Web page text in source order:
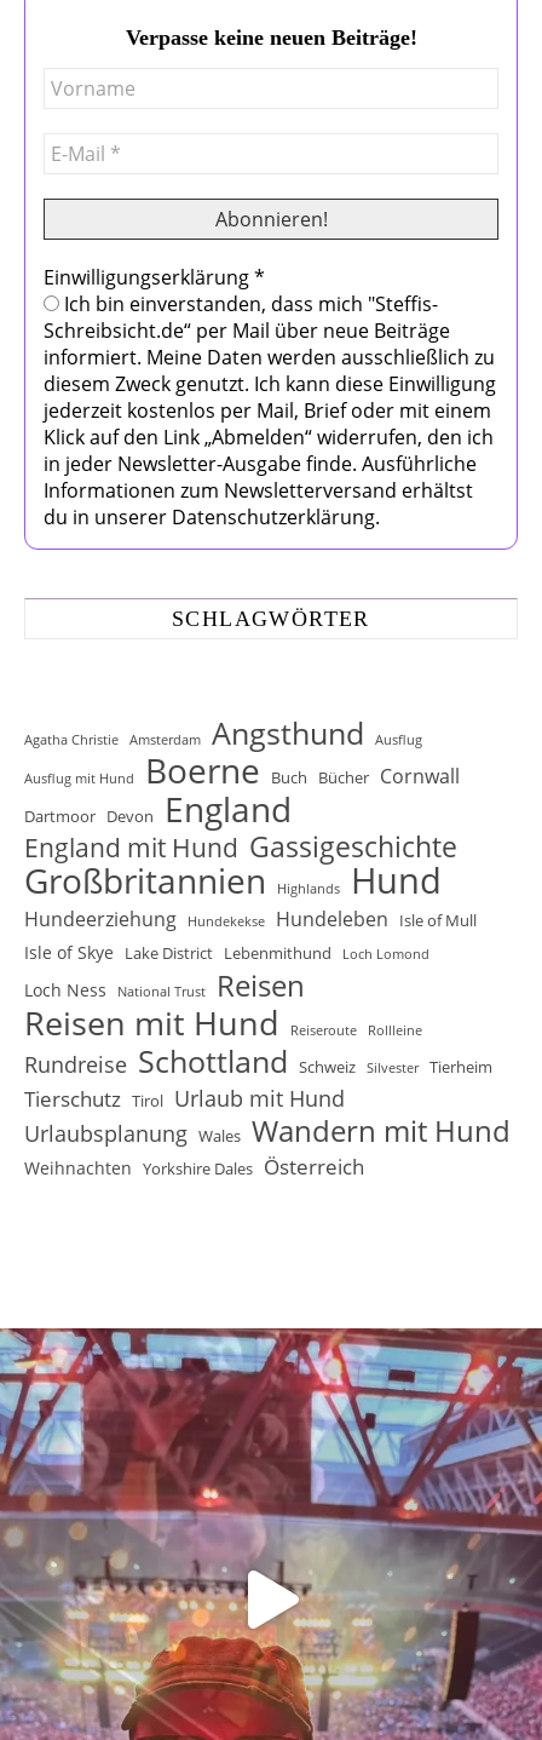
Verpasse keine neuen Beiträge!
Einwilligungserklärung*
Ich bin einverstanden, dass mich "Steffis-
Schreibsicht.de“ per Mail über neue Beiträge
informiert. Meine Daten werden ausschließlich zu
diesem Zweck genutzt. Ich kann diese Einwilligung
jederzeit kostenlos per Mail, Brief oder mit einem
Klick auf den Link „Abmelden“ widerrufen, den ich
in jeder Newsletter-Ausgabe finde. Ausführliche
Informationen zum Newsletterversand erhältst
du in unserer Datenschutzerklärung.
SCHLAGWÖRTER
Agatha Christie Amsterdam Angsthund Ausflug
Ausflug mit Hund Boerne Buch Bücher Cornwall
Dartmoor Devon England
England mit Hund Gassigeschichte
Großbritannien Highlands Hund
Hundeerziehung Hundekekse Hundeleben Isle of Mull
Isle of Skye Lake District Lebenmithund Loch Lomond
Loch Ness National Trust Reisen
Reisen mit Hund Reiseroute Rollleine
Rundreise Schottland Schweiz Silvester Tierheim
Tierschutz Tirol Urlaub mit Hund
Urlaubsplanung Wales Wandern mit Hund
Weihnachten Yorkshire Dales Österreich